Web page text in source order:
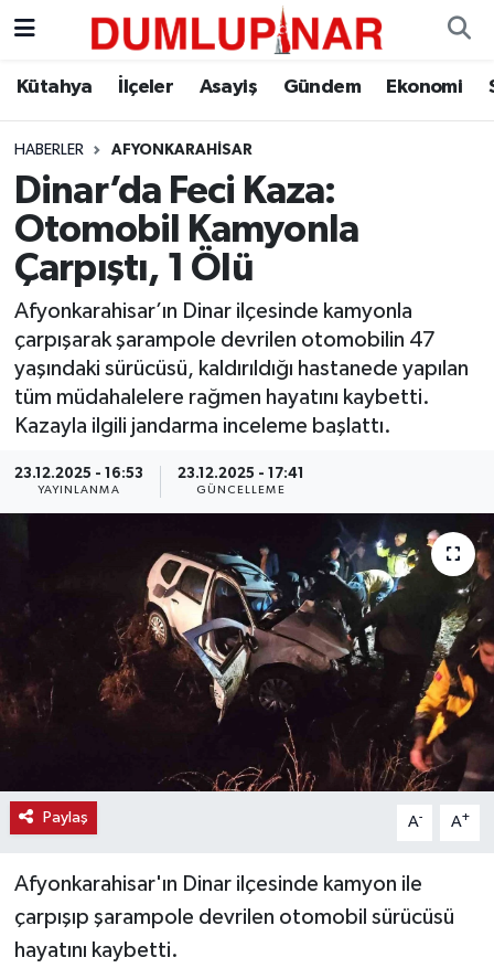
Kütahya İlçeler Asayiş Gündem Ekonomi
HABERLER AFYONKARAHISAR
Dinar’da Feci Kaza:
Otomobil Kamyonla
Çarpıştı, 1 Ölü
Afyonkarahisar’ın Dinar ilçesinde kamyonla
çarpışarak şarampole devrilen otomobilin 47
yaşındaki sürücüsü, kaldırıldığı hastanede yapılan
tüm müdahalelere rağmen hayatını kaybetti.
Kazayla ilgili jandarma inceleme başlattı.
23.12.2025 - 16:53
YAYINLANMA
23.12.2025 - 17:41
GÜNCELLEME
Paylaş A- A+
Afyonkarahisar'ın Dinar ilçesinde kamyon ile
çarpışıp şarampole devrilen otomobil sürücüsü
hayatını kaybetti.
Asayiş
Diğer
Dünya
Ekonomi
Eleman
Emlak
Gündem
Haber İlanlar
Kültür-Sanat
Magazin
Sağlık
Seri İlan
Siyaset
Kütahya Hava Durumu
Kütahya Trafik Yoğunluk Haritası
Süper Lig Puan Durumu ve Fikstür
Tüm Manşetler
Son Dakika Haberleri
Haber Arşivi